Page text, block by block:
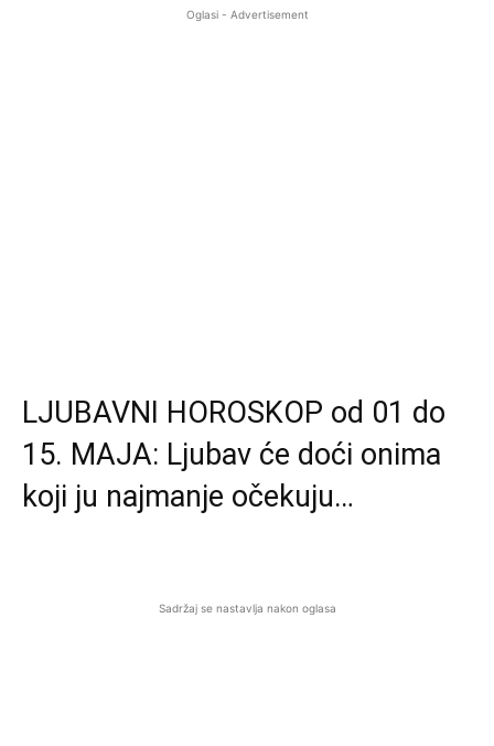
Oglasi - Advertisement
LJUBAVNI HOROSKOP od 01 do
15. MAJA: Ljubav će doći onima
koji ju najmanje očekuju…
Sadržaj se nastavlja nakon oglasa